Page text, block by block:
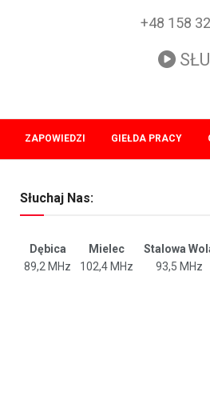
+48 158
ZAPOWIEDZI GIEŁDA PRACY
Słuchaj Nas:
Dębica Mielec Stalowa
89,2 MHz
102,4 MHz 93,5 MHz